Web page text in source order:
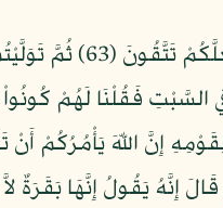
وَإِذْ أَخَذْنَا مِيثَاقَكُمْ وَرَفَعْنَا
خَلْفَهَا وَمَوْعِظَةً لِّلْمُتَّقِينَ (66) وَإِذْ قَالَ مُوسَى
لَنَا رَبَّكَ يُبَيِّن لّنَا مَا هِيَ قَالَ إِنَّهُ